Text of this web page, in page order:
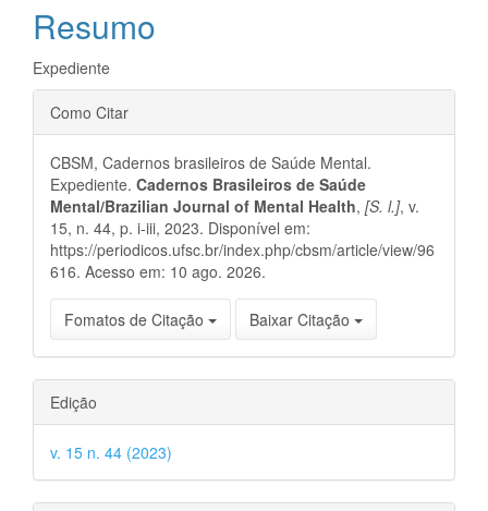
artigo
principal
Resumo
Expediente
Detalhes
do
artigo
Como Citar
CBSM, Cadernos brasileiros de Saúde Mental.
Expediente. Cadernos Brasileiros de Saúde
Mental/Brazilian Journal of Mental Health, [S. l.], v.
15, n. 44, p. i-iii, 2023. Disponível em:
https://periodicos.ufsc.br/index.php/cbsm/article/view/96
616. Acesso em: 10 ago. 2026.
Fomatos de Citação Baixar Citação
Edição
v. 15 n. 44 (2023)